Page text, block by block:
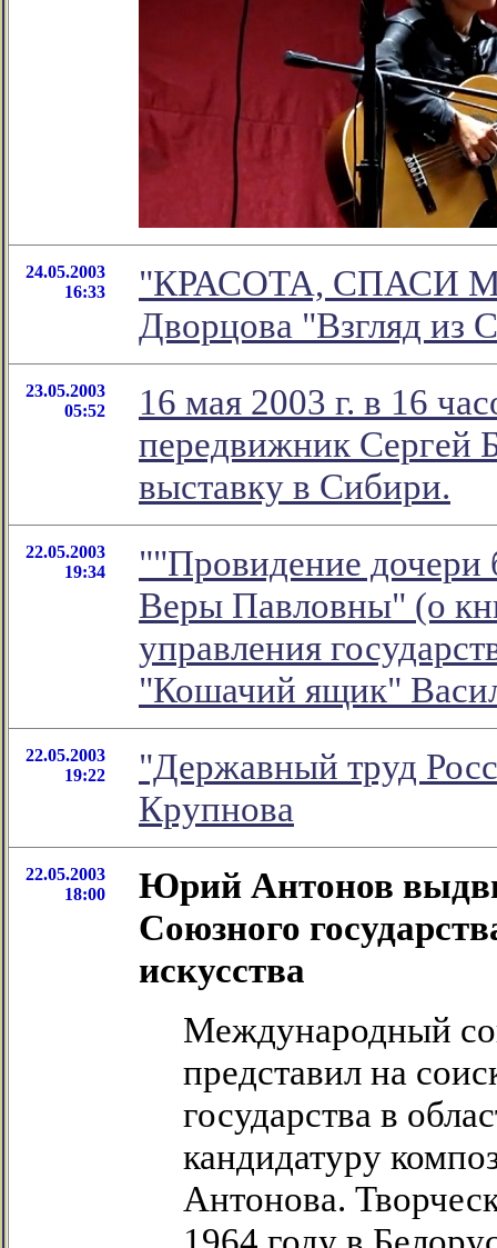
24.05.2003
16:33
"КРАСОТА, СПАСИ
Дворцова "Взгляд из
23.05.2003
05:52
16 мая 2003 г. в 16
передвижник Сергей
выставку в Сибири.
22.05.2003
19:34
""Провидение дочери
Веры Павловны" (о
управления
"Кошачий ящик"
22.05.2003
19:22
"Державный труд
Крупнова
22.05.2003
18:00
Юрий Антонов
Союзного
искусства
Международный
представил на
государства в
кандидатуру
Антонова.